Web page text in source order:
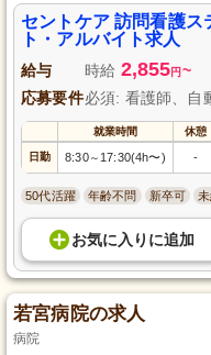
のためワーキングママも多数活
役割を果たす当社で、地域貢献
の働きやすい環境づくりを重視
セントケア 訪問看護
ト・アルバイト求人
給与 時給 2,855円 ~
応募要件必須: 看護師、自
就業時間 休憩
日勤 8:30～ 17:30(4h〜) -
50代活躍 年齢不問 新卒可
お気に入り に追加
若宮病院の求人
病院